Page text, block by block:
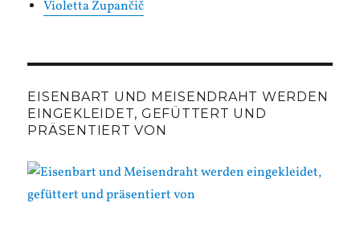
Violetta Zupančič
EISENBART UND MEISENDRAHT WERDEN
EINGEKLEIDET, GEFÜTTERT UND
PRÄSENTIERT VON